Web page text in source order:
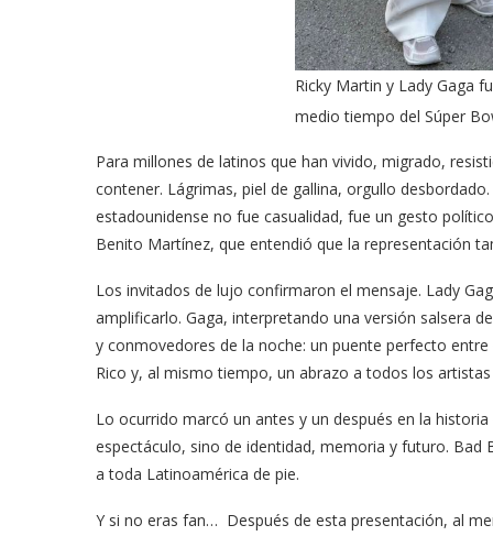
Ricky Martin y Lady Gaga
medio tiempo del Súper
Para millones de latinos que han vivido, migrado,
contener. Lágrimas, piel de gallina, orgullo
estadounidense no fue casualidad, fue un gesto
Benito Martínez, que entendió que la representación
Los invitados de lujo confirmaron el mensaje. Lady
amplificarlo. Gaga, interpretando una versión salsera
y conmovedores de la noche: un puente perfecto
Rico y, al mismo tiempo, un abrazo a todos los
Lo ocurrido marcó un antes y un después en la
espectáculo, sino de identidad, memoria y futuro.
a toda Latinoamérica de pie.
Y si no eras fan… Después de esta presentación, al